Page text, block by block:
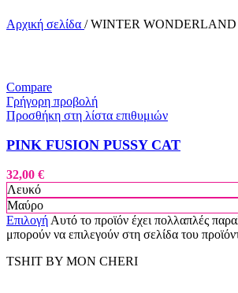
Αρχική σελίδα / WINTER WONDERLAND
Compare
Γρήγορη προβολή
Προσθήκη στη λίστα επιθυμιών
PINK FUSION PUSSY CAT
32,00 €
Λευκό
Μαύρο
Επιλογή Αυτό το προϊόν έχει πολλαπλές
μπορούν να επιλεγούν στη σελίδα του
TSHIT BY MON CHERI